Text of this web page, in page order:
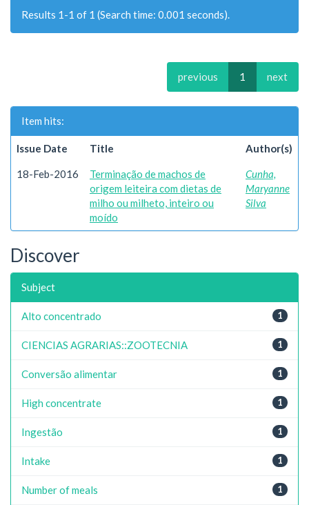
Results 1-1 of 1 (Search time: 0.001 seconds).
previous 1 next
Item hits:
Issue Date Title Author(s)
18-Feb-2016
Terminação de machos de
origem leiteira com dietas de
milho ou milheto, inteiro ou
moído
Cunha,
Maryanne
Silva
Discover
Subject
1
Alto concentrado
1
CIENCIAS AGRARIAS::ZOOTECNIA
1
Conversão alimentar
1
High concentrate
1
Ingestão
1
Intake
1
Number of meals